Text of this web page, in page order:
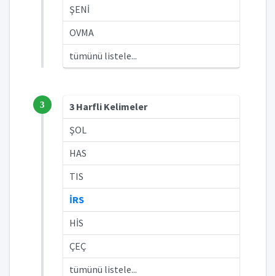
ŞENİ
OVMA
tümünü listele...
3
3 Harfli Kelimeler
ŞOL
HAS
TIS
İRS
HİS
ÇEÇ
tümünü listele...